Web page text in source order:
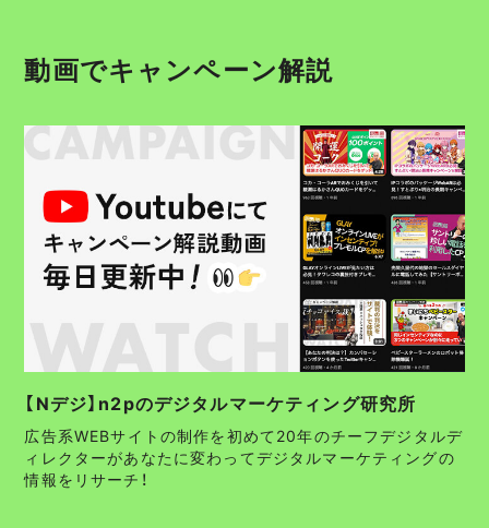
動画でキャンペーン解説
【Nデジ】n2pのデジタルマーケティング研究所
広告系WEBサイトの制作を初めて20年のチーフデジタルデ
ィレクターがあなたに変わってデジタルマーケティングの
情報をリサーチ！